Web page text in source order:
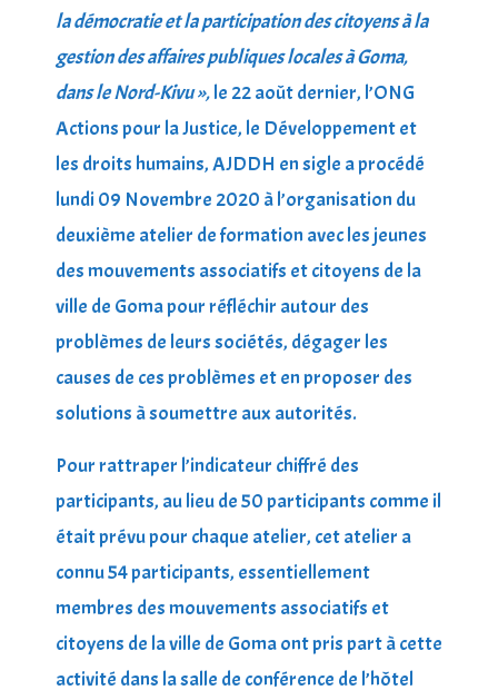
la démocratie et la participation des citoyens à la
gestion des affaires publiques locales à Goma,
dans le Nord-Kivu »,le 22 août dernier, l’ONG
Actions pour la Justice, le Développement et
les droits humains, AJDDH en sigle a procédé
lundi 09 Novembre 2020 à l’organisation du
deuxième atelier de formation avec les jeunes
des mouvements associatifs et citoyens de la
ville de Goma pour réfléchir autour des
problèmes de leurs sociétés, dégager les
causes de ces problèmes et en proposer des
solutions à soumettre aux autorités.
Pour rattraper l’indicateur chiffré des
participants, au lieu de 50 participants comme il
était prévu pour chaque atelier, cet atelier a
connu 54 participants, essentiellement
membres des mouvements associatifs et
citoyens de la ville de Goma ont pris part à cette
activité dans la salle de conférence de l’hôtel